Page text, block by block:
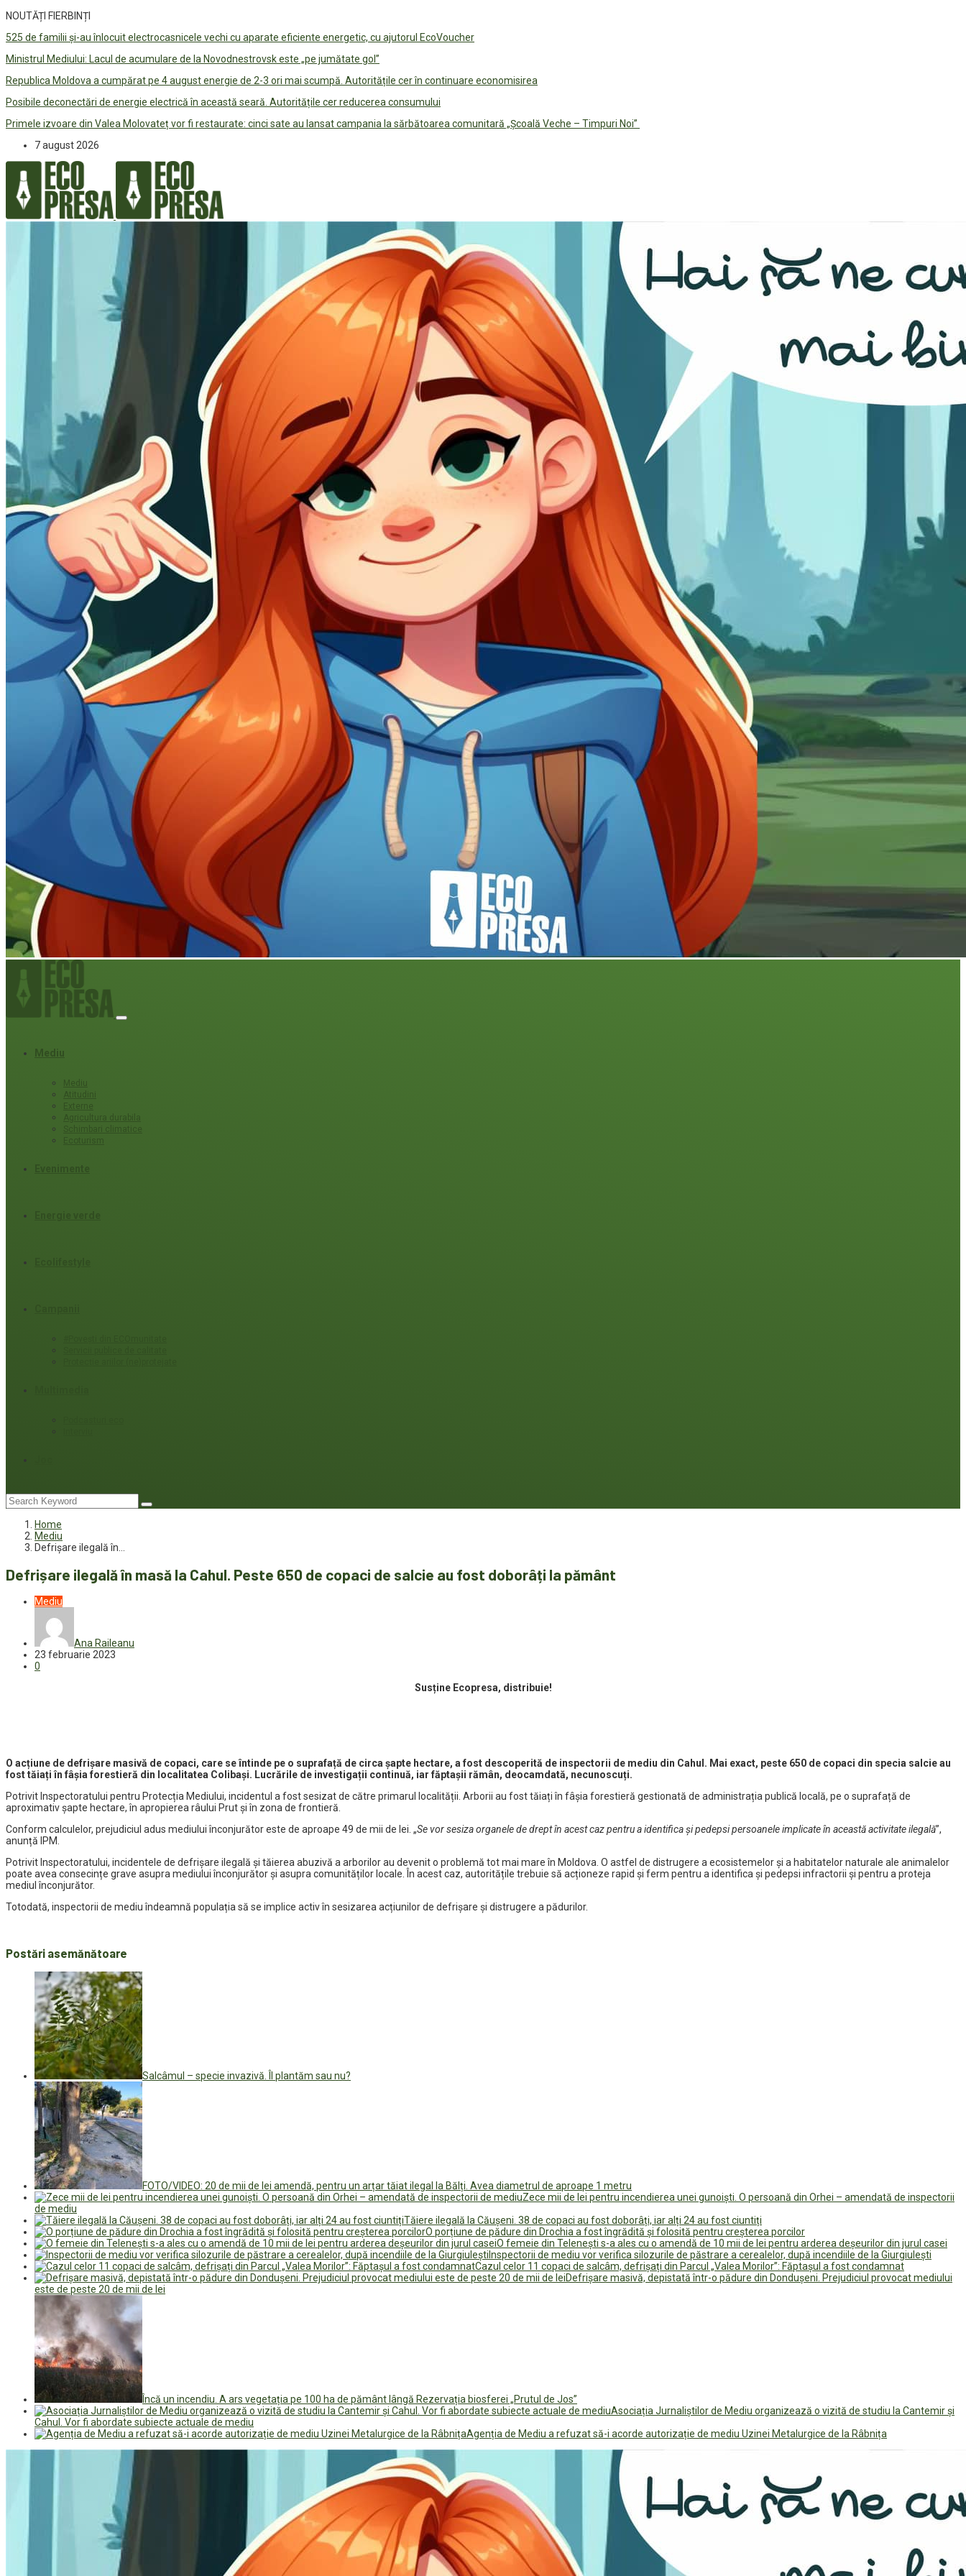
NOUTĂȚI FIERBINȚI
525 de familii și-au înlocuit electrocasnicele vechi cu aparate eficiente energetic, cu ajutorul EcoVoucher
Ministrul Mediului: Lacul de acumulare de la Novodnestrovsk este „pe jumătate gol”
Republica Moldova a cumpărat pe 4 august energie de 2-3 ori mai scumpă. Autoritățile cer în continuare economisirea
Posibile deconectări de energie electrică în această seară. Autoritățile cer reducerea consumului
Primele izvoare din Valea Molovateț vor fi restaurate: cinci sate au lansat campania la sărbătoarea comunitară „Școală Veche – Timpuri Noi”
7 august 2026
Mediu
Mediu
Atitudini
Externe
Agricultura durabila
Schimbari climatice
Ecoturism
Home
Mediu
Defrișare ilegală în…
Defrișare ilegală în masă la Cahul. Peste 650 de copaci de salcie au fost doborâți la pământ
Mediu
Ana Raileanu
23 februarie 2023
0
Susține Ecopresa, distribuie!
O acțiune de defrișare masivă de copaci, care se întinde pe o suprafață de circa șapte hectare, a fost descoperită de inspectorii de mediu din Cahul. Mai exact, peste 650 de copaci din specia salcie au
fost tăiați în fâșia forestieră din localitatea Colibași. Lucrările de investigații continuă, iar făptașii rămân, deocamdată, necunoscuți.
Potrivit Inspectoratului pentru Protecția Mediului, incidentul a fost sesizat de către primarul localității. Arborii au fost tăiați în fâșia forestieră gestionată de administrația publică locală, pe o suprafață de
aproximativ șapte hectare, în apropierea râului Prut și în zona de frontieră.
Conform calculelor, prejudiciul adus mediului înconjurător este de aproape 49 de mii de lei. „Se vor sesiza organele de drept în acest caz pentru a identifica și pedepsi persoanele implicate în această activitate ilegală”,
anunță IPM.
Potrivit Inspectoratului, incidentele de defrișare ilegală și tăierea abuzivă a arborilor au devenit o problemă tot mai mare în Moldova. O astfel de distrugere a ecosistemelor și a habitatelor naturale ale animalelor
poate avea consecințe grave asupra mediului înconjurător și asupra comunităților locale. În acest caz, autoritățile trebuie să acționeze rapid și ferm pentru a identifica și pedepsi infractorii și pentru a proteja
mediul înconjurător.
Totodată, inspectorii de mediu îndeamnă populația să se implice activ în sesizarea acțiunilor de defrișare și distrugere a pădurilor.
Postări asemănătoare
Salcâmul – specie invazivă. Îl plantăm sau nu?
FOTO/VIDEO: 20 de mii de lei amendă, pentru un arțar tăiat ilegal la Bălți. Avea diametrul de aproape 1 metru
Zece mii de lei pentru incendierea unei gunoiști. O persoană din Orhei – amendată de inspectorii
de mediu
Tăiere ilegală la Căușeni. 38 de copaci au fost doborâți, iar alți 24 au fost ciuntiți
O porțiune de pădure din Drochia a fost îngrădită și folosită pentru creșterea porcilor
O femeie din Telenești s-a ales cu o amendă de 10 mii de lei pentru arderea deșeurilor din jurul casei
Inspectorii de mediu vor verifica silozurile de păstrare a cerealelor, după incendiile de la Giurgiulești
Cazul celor 11 copaci de salcâm, defrișați din Parcul „Valea Morilor”: Făptașul a fost condamnat
Defrișare masivă, depistată într-o pădure din Dondușeni. Prejudiciul provocat mediului
este de peste 20 de mii de lei
Încă un incendiu. A ars vegetația pe 100 ha de pământ lângă Rezervația biosferei „Prutul de Jos”
Asociația Jurnaliștilor de Mediu organizează o vizită de studiu la Cantemir și
Cahul. Vor fi abordate subiecte actuale de mediu
Agenția de Mediu a refuzat să-i acorde autorizație de mediu Uzinei Metalurgice de la Râbnița